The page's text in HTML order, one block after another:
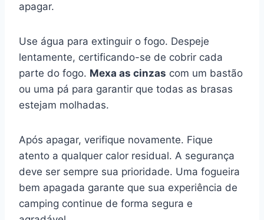
apagar.
Use água para extinguir o fogo. Despeje
lentamente, certificando-se de cobrir cada
parte do fogo. Mexa as cinzas com um bastão
ou uma pá para garantir que todas as brasas
estejam molhadas.
Após apagar, verifique novamente. Fique
atento a qualquer calor residual. A segurança
deve ser sempre sua prioridade. Uma fogueira
bem apagada garante que sua experiência de
camping continue de forma segura e